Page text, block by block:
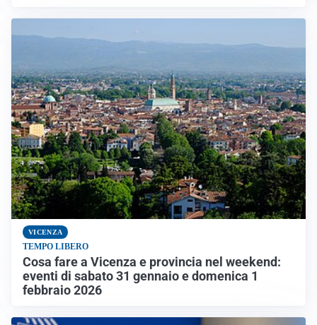
VICENZA
TEMPO LIBERO
Cosa fare a Vicenza e provincia nel weekend:
eventi di sabato 31 gennaio e domenica 1
febbraio 2026